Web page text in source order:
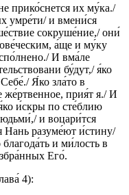
прико́снется их му́ка./
умре́ти/ и вмени́ся
сокруше́ние,/ они́
а́ще и му́ку
И вма́ле
бу́дут,/ я́ко
Я́ко зла́то в
же́ртвенное, прия́т я./ И
и́скры по сте́блию
и воцари́тся
разуме́ют и́стину/
и ми́лость в
Его́.
4):